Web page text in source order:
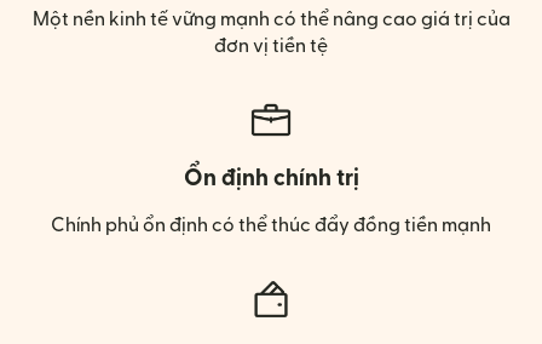
Một nền kinh tế vững mạnh có thể nâng cao giá trị của
đơn vị tiền tệ
Ổn định chính trị
Chính phủ ổn định có thể thúc đẩy đồng tiền mạnh